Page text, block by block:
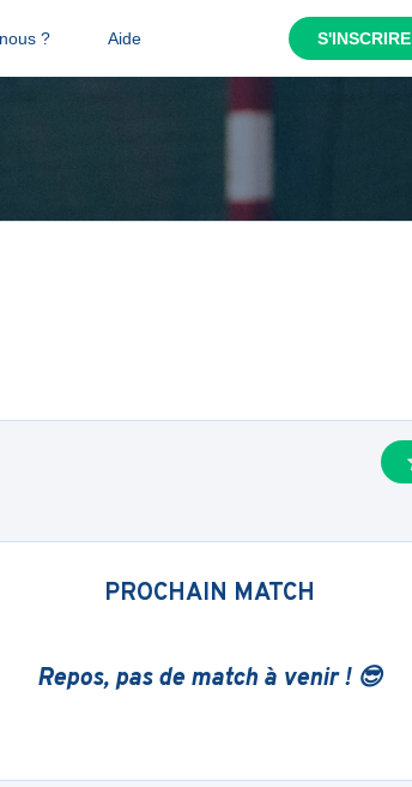
? Aide S'INSCRIRE
PROCHAIN MATCH
Repos, pas de match à venir ! 😎